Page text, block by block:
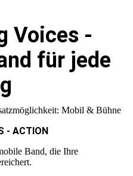
Voices -
für jede
Mobil & Bühne
- ACTION
Band, die Ihre